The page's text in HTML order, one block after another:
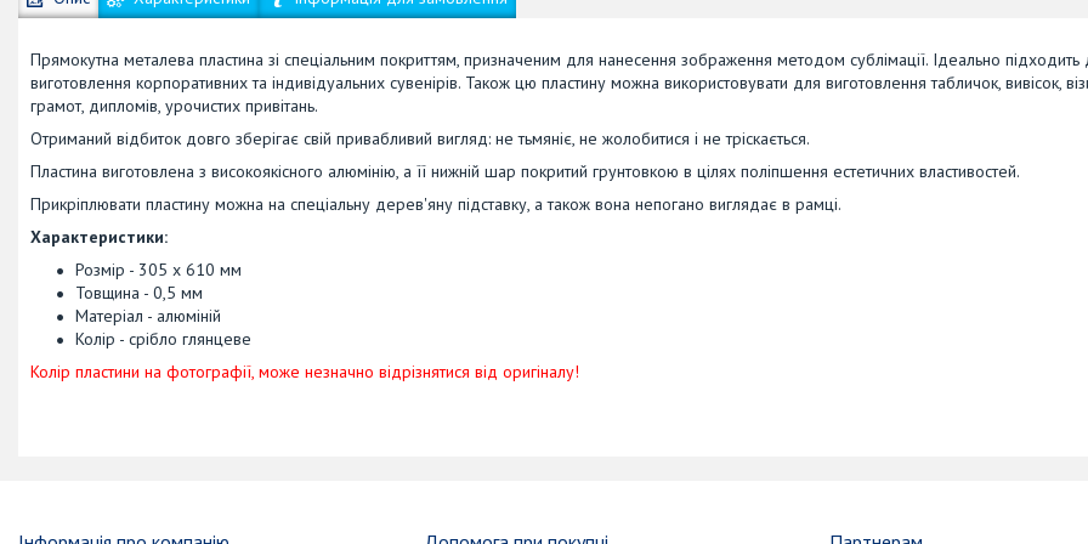
Прямокутна металева пластина зі спеціальним покриттям, призначеним для нанесення зображення методом сублімації. Ідеально підходить
виготовлення корпоративних та індивідуальних сувенірів. Також цю пластину можна використовувати для виготовлення табличок, вивісок,
грамот, дипломів, урочистих привітань.
Отриманий відбиток довго зберігає свій привабливий вигляд: не тьмяніє, не жолобитися і не тріскається.
Пластина виготовлена з високоякісного алюмінію, а її нижній шар покритий грунтовкою в цілях поліпшення естетичних властивостей.
Прикріплювати пластину можна на спеціальну дерев'яну підставку, а також вона непогано виглядає в рамці.
Характеристики:
Розмір - 305 х 610 мм
Товщина - 0,5 мм
Матеріал - алюміній
Колір - срібло глянцеве
Колір пластини на фотографії, може незначно відрізнятися від оригіналу!